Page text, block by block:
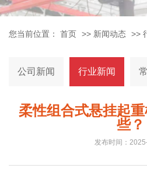
您当前位置： 首页 >> 新闻动态 >>
公司新闻 行业新闻
柔性组合式悬挂起
些？
发布时间：